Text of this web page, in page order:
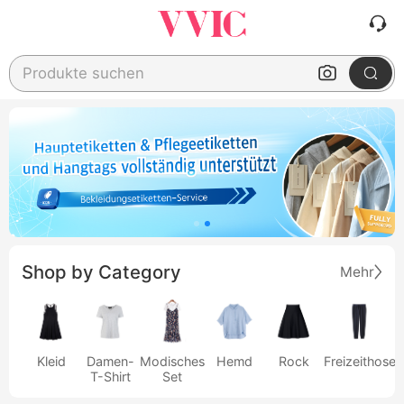
Produkte suchen
Shop by Category Mehr
Kleid
Damen-
T-Shirt
Modisches
Set
Hemd Rock Freizeithose